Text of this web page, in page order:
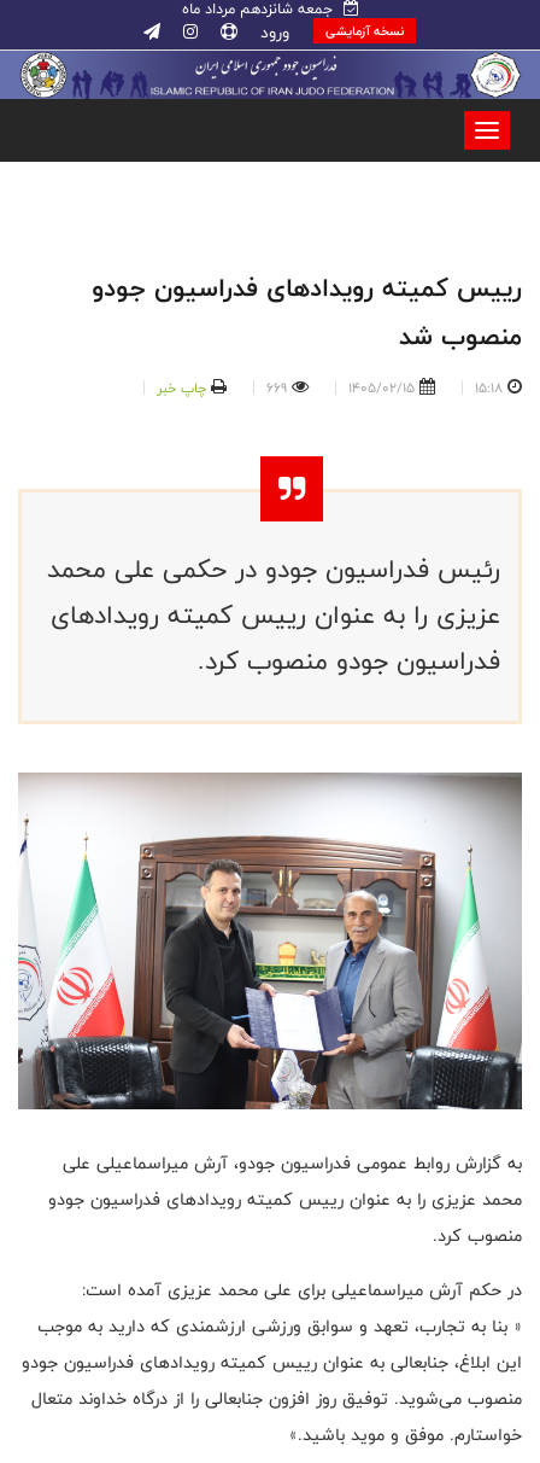
جمعه شانزدهم مرداد ماه
نسخه آزمایشی ورود
رییس کمیته رویدادهای فدراسیون جودو
منصوب شد
15:18
1405/02/15
669 چاپ خبر
رئیس فدراسیون جودو در حکمی علی محمد
عزیزی را به عنوان رییس کمیته رویدادهای
فدراسیون جودو منصوب کرد.
به گزارش روابط عمومی فدراسیون جودو، آرش میراسماعیلی علی
محمد عزیزی را به عنوان رییس کمیته رویدادهای فدراسیون جودو
منصوب کرد.
در حکم آرش میراسماعیلی برای علی محمد عزیزی آمده است:
« بنا به تجارب، تعهد و سوابق ورزشی ارزشمندی که دارید به موجب
این ابلاغ، جنابعالی به عنوان رییس کمیته رویدادهای فدراسیون جودو
منصوب می‌شوید. توفیق روز افزون جنابعالی را از درگاه خداوند متعال
خواستارم. موفق و موید باشید.»